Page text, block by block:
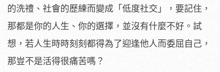
的洗禮、社會的歷練而變成「低度社交」，要記住，
那都是你的人生、你的選擇，並沒有什麼不好。試
想，若人生時時刻刻都得為了迎逢他人而委屈自己，
那豈不是活得很痛苦嗎？